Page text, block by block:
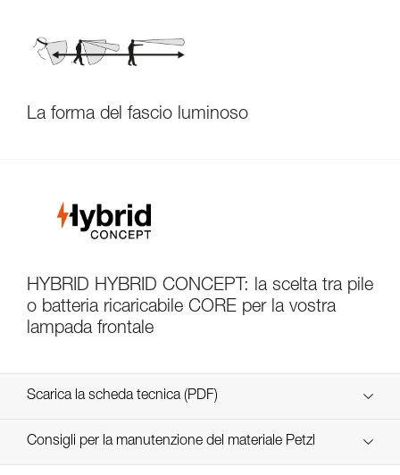
La forma del fascio luminoso
HYBRID HYBRID CONCEPT: la scelta tra pile
o batteria ricaricabile CORE per la vostra
lampada frontale
Scarica la scheda tecnica (PDF)
Technical Notice
Consigli per la manutenzione del materiale Petzl